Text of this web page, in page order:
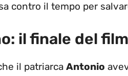
contro il tempo per
il finale del film
il patriarca Antonio